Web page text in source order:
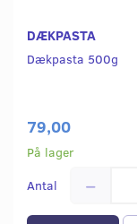
DÆKPASTA
Dækpasta 500g
79,00
På lager
Antal